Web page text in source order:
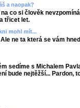
a naopak?
co si člověk
třicet let.
mohl mít...
ne ta která se vám
sedíme s Michalem
bude nejtěžší... Pardon,